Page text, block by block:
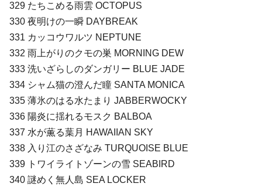
329 たちこめる雨雲 OCTOPUS
330 夜明けの一瞬 DAYBREAK
331 カッコウワルツ NEPTUNE
332 雨上がりのクモの巣 MORNING DEW
333 洗いざらしのダンガリー BLUE JADE
334 シャム猫の澄んだ瞳 SANTA MONICA
335 薄氷のはる水たまり JABBERWOCKY
336 陽炎に揺れるモスク BALBOA
337 水が薫る葉月 HAWAIIAN SKY
338 入り江のさざなみ TURQUOISE BLUE
339 トワイライトゾーンの雪 SEABIRD
340 謎めく無人島 SEA LOCKER